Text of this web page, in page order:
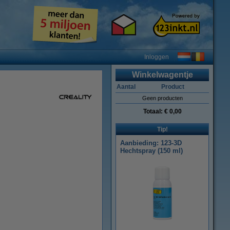
Inloggen
Winkelwagentje
Aantal Product
Geen producten
Totaal: € 0,00
Tip!
Aanbieding: 123-3D
Hechtspray (150 ml)